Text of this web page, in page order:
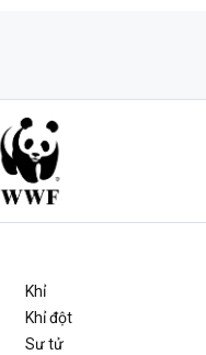
Khỉ
Khỉ đột
Sư tử